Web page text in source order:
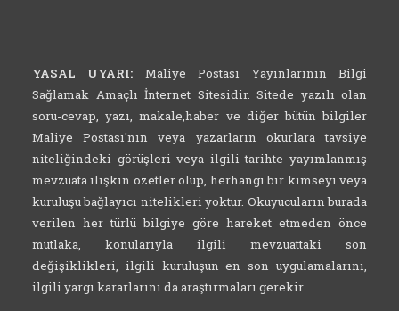
YASAL UYARI: Maliye Postası Yayınlarının Bilgi
Sağlamak Amaçlı İnternet Sitesidir. Sitede yazılı olan
soru-cevap, yazı, makale,haber ve diğer bütün bilgiler
Maliye Postası'nın veya yazarların okurlara tavsiye
niteliğindeki görüşleri veya ilgili tarihte yayımlanmış
mevzuata ilişkin özetler olup, herhangi bir kimseyi veya
kuruluşu bağlayıcı nitelikleri yoktur. Okuyucuların burada
verilen her türlü bilgiye göre hareket etmeden önce
mutlaka, konularıyla ilgili mevzuattaki son
değişiklikleri, ilgili kuruluşun en son uygulamalarını,
ilgili yargı kararlarını da araştırmaları gerekir.